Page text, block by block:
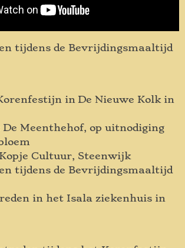
tijdens de Bevrijdingsmaaltijd
in De Nieuwe Kolk in
De Meenthehof, op uitnodiging
Cultuur, Steenwijk
tijdens de Bevrijdingsmaaltijd
in het Isala ziekenhuis in